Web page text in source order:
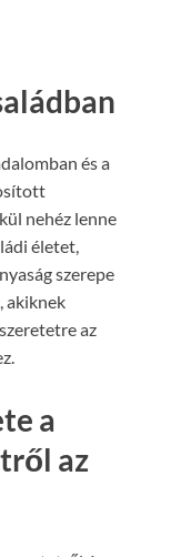
és a
nehéz lenne
életet,
szerepe
akiknek
az
a
az